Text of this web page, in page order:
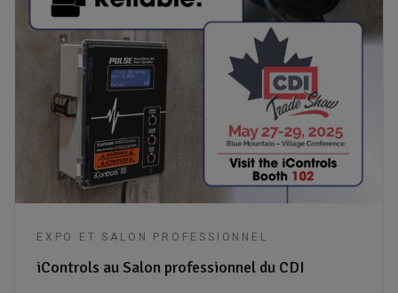
EXPO ET SALON PROFESSIONNEL
iControls au Salon professionnel du CDI